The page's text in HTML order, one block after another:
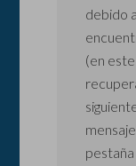
debido
(en